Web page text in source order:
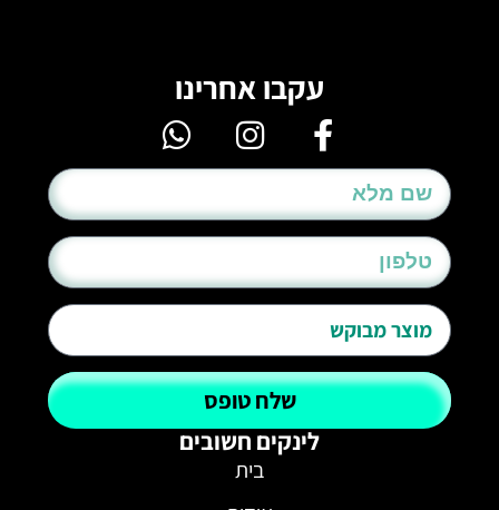
עקבו אחרינו
שלח טופס
לינקים חשובים
בית